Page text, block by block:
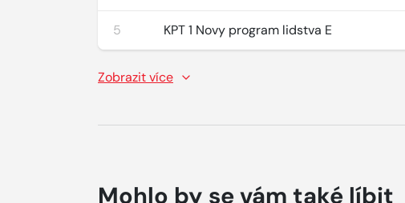
5 KPT 1 Novy program lidstva E
Zobrazit více
Mohlo by se vám také líbit